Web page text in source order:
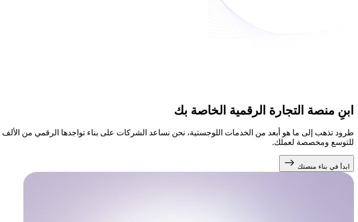
ابنِ منصة التجارة الرقمية الخاصة بك
طرود تذهب إلى ما هو أبعد من الخدمات اللوجستية، نحن نساعد الشركات على بناء تواجدها الرقمي من الألف
للتوسع ومخصصة لعملك.
ابدأ في بناء منصتك